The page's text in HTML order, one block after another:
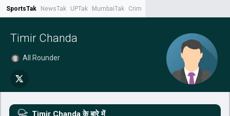
SportsTak NewsTak UPTak MumbaiTak CrimeTak
Timir Chanda
All Rounder
Timir Chanda के बारे में